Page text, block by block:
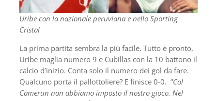
Uribe con la nazionale peruviana e nello Sporting
Cristal
La prima partita sembra la più facile. Tutto è pronto,
Uribe maglia numero 9 e Cubillas con la 10 battono il
calcio d’inizio. Conta solo il numero dei gol da fare.
Qualcuno porta il pallottoliere? E finisce 0-0. “Col
Camerun non abbiamo imposto il nostro gioco. Nel